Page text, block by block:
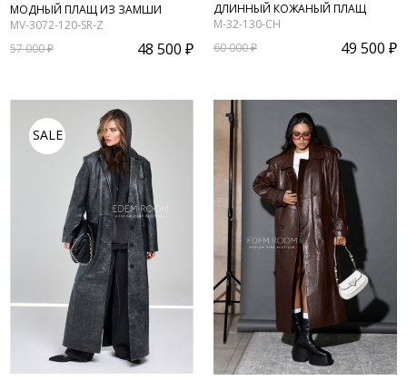
МОДНЫЙ ПЛАЩ ИЗ ЗАМШИ
MV-3072-120-SR-Z
57 000 ₽
48 500 ₽
ДЛИННЫЙ КОЖАНЫЙ ПЛАЩ
M-32-130-CH
60 000 ₽
49 500 ₽
SALE